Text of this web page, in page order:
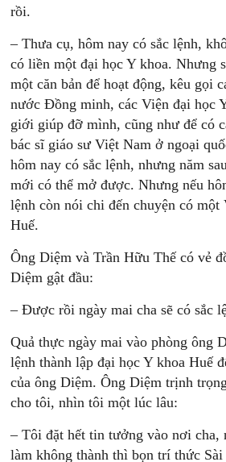
rồi.
– Thưa cụ, hôm nay có sắc lệnh,
có liền một đại học Y khoa. Nhưng
một căn bản để hoạt động, kêu gọi
nước Đồng minh, các Viện đại học
giới giúp đỡ mình, cũng như để có
bác sĩ giáo sư Việt Nam ở ngoại
hôm nay có sắc lệnh, nhưng năm
mới có thể mở được. Nhưng nếu
lệnh còn nói chi đến chuyện có một
Huế.
Ông Diệm và Trần Hữu Thế có vẻ
Diệm gật đầu:
– Được rồi ngày mai cha sẽ có sắc
Quả thực ngày mai vào phòng ông
lệnh thành lập đại học Y khoa Huế
của ông Diệm. Ông Diệm trịnh
cho tôi, nhìn tôi một lúc lâu:
– Tôi đặt hết tin tưởng vào nơi cha,
làm không thành thì bọn trí thức